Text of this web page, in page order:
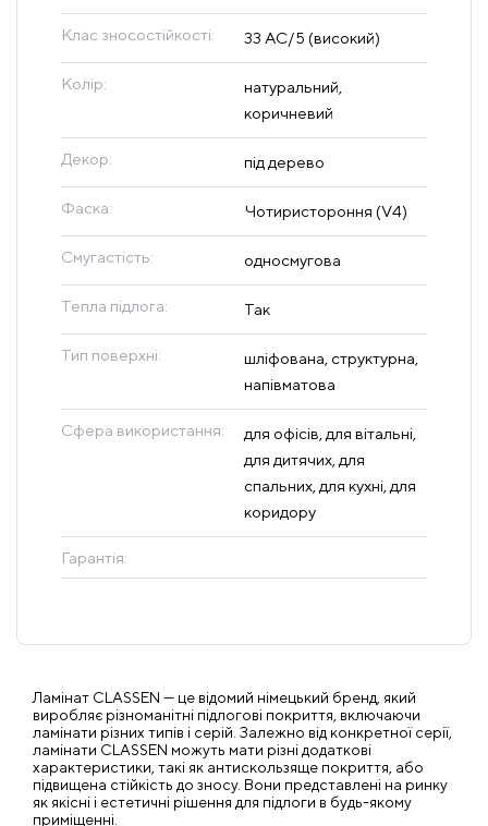
Клас зносостійкості: 33 AC/5 (високий)
Колір:
натуральний,
коричневий
Декор: під дерево
Фаска: Чотиристороння (V4)
Смугастість: односмугова
Тепла підлога: Так
Тип поверхні:
шліфована, структурна,
напівматова
Сфера використання:
для офісів, для вітальні,
для дитячих, для
спальних, для кухні, для
коридору
Гарантія:
Ламінат CLASSEN — це відомий німецький бренд, який
виробляє різноманітні підлогові покриття, включаючи
ламінати різних типів і серій. Залежно від конкретної серії,
ламінати CLASSEN можуть мати різні додаткові
характеристики, такі як антискользяще покриття, або
підвищена стійкість до зносу. Вони представлені на ринку
як якісні і естетичні рішення для підлоги в будь-якому
приміщенні.